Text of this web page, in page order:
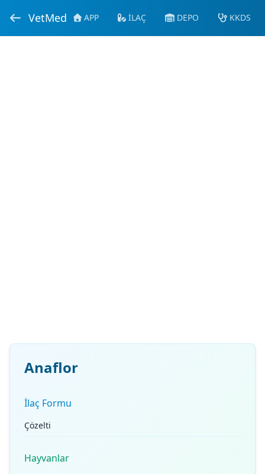
VetMed APP İLAÇ DEPO KKDS
Anaflor
İlaç Formu
Çözelti
Hayvanlar